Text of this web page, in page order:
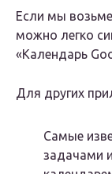
Если мы
можно легко
«Календарь
Для других
Самые
задачами